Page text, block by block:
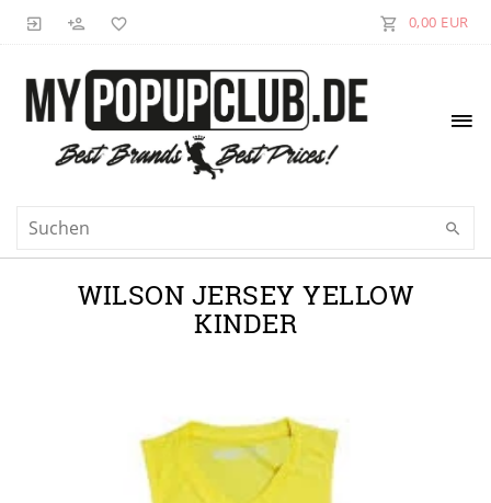
0,00 EUR
WILSON JERSEY YELLOW
KINDER